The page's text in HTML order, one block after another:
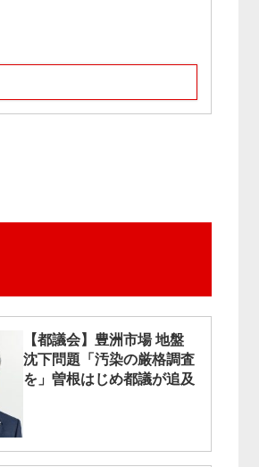
【都議会】豊洲市場 地盤
沈下問題「汚染の厳格調査
を」曽根はじめ都議が追及